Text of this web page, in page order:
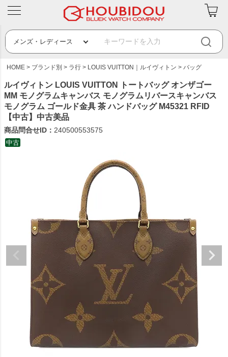
HOME ブランド別 ラ行 LOUIS VUITTON｜ルイヴィトン バッグ
ルイヴィトン LOUIS VUITTON トートバッグ オンザゴー
MM モノグラムキャンバス モノグラムリバースキャンバス
モノグラム ゴールド金具 茶 ハンドバッグ M45321 RFID
【中古】中古美品
商品問合せID： 240500553575
中古